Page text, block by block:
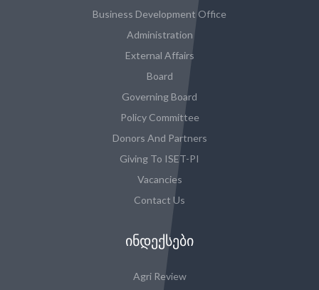
Business Development Office
Administration
External Affairs
Board
Governing Board
Policy Committee
Donors And Partners
Giving To ISET-PI
Vacancies
Contact Us
ᲘᲜᲓᲔᲥᲡᲔᲑᲘ
Agri Review